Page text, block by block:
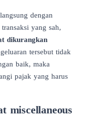
dengan
yang sah,
dikurangkan
tersebut tidak
baik, maka
pajak yang harus
miscellaneous